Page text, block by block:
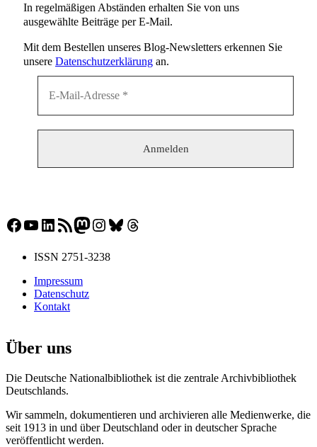
In regelmäßigen Abständen erhalten Sie von uns
ausgewählte Beiträge per E-Mail.
Mit dem Bestellen unseres Blog-Newsletters erkennen Sie
unsere Datenschutzerklärung an.
Facebook
YouTube
LinkedIn
RSS-FeedMastodon
Instagram
Bluesky
Threads
ISSN 2751-3238
Impressum
Datenschutz
Kontakt
Über uns
Die Deutsche Nationalbibliothek ist die zentrale Archivbibliothek
Deutschlands.
Wir sammeln, dokumentieren und archivieren alle Medienwerke, die
seit 1913 in und über Deutschland oder in deutscher Sprache
veröffentlicht werden.